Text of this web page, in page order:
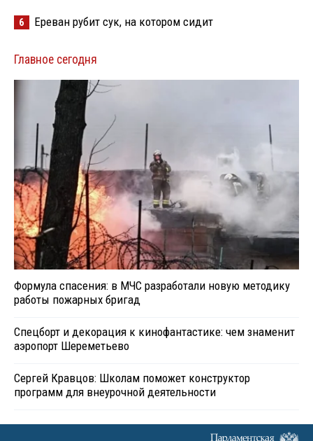
6 Ереван рубит сук, на котором сидит
Главное сегодня
Формула спасения: в МЧС разработали новую методику
работы пожарных бригад
Спецборт и декорация к кинофантастике: чем знаменит
аэропорт Шереметьево
Сергей Кравцов: Школам поможет конструктор
программ для внеурочной деятельности